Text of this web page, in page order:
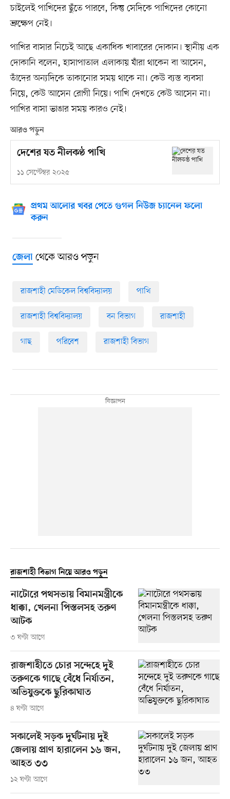
চাইলেই পাখিদের ছুঁতে পারবে, কিন্তু সেদিকে পাখিদের কোনো
ভ্রুক্ষেপ নেই।
পাখির বাসার নিচেই আছে একাধিক খাবারের দোকান। স্থানীয় এক
দোকানি বলেন, হাসাপাতাল এলাকায় যাঁরা থাকেন বা আসেন,
তাঁদের অন্যদিকে তাকানোর সময় থাকে না। কেউ ব্যস্ত ব্যবসা
নিয়ে, কেউ আসেন রোগী নিয়ে। পাখি দেখতে কেউ আসেন না।
পাখির বাসা ভাঙার সময় কারও নেই।
আরও পড়ুন
দেশের যত নীলকণ্ঠ পাখি
১১ সেপ্টেম্বর ২০২৫
প্রথম আলোর খবর পেতে গুগল নিউজ চ্যানেল ফলো
করুন
জেলাথেকে আরও পড়ুন
রাজশাহী মেডিকেল বিশ্ববিদ্যালয় পাখি
রাজশাহী বিশ্ববিদ্যালয় বন বিভাগ রাজশাহী
গাছ পরিবেশ রাজশাহী বিভাগ
রাজশাহী বিভাগ নিয়ে আরও পড়ুন
নাটোরে পথসভায় বিমানমন্ত্রীকে
ধাক্কা, খেলনা পিস্তলসহ তরুণ
আটক
৩ ঘণ্টা আগে
রাজশাহীতে চোর সন্দেহে দুই
তরুণকে গাছে বেঁধে নির্যাতন,
অভিযুক্তকে ছুরিকাঘাত
৪ ঘণ্টা আগে
সকালেই সড়ক দুর্ঘটনায় দুই
জেলায় প্রাণ হারালেন ১৬ জন,
আহত ৩৩
১২ ঘণ্টা আগে